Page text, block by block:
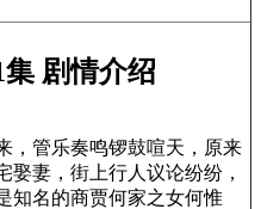
剧情介绍
，管乐奏鸣锣鼓喧天，原来
娶妻，街上行人议论纷纷，
知名的商贾何家之女何惟